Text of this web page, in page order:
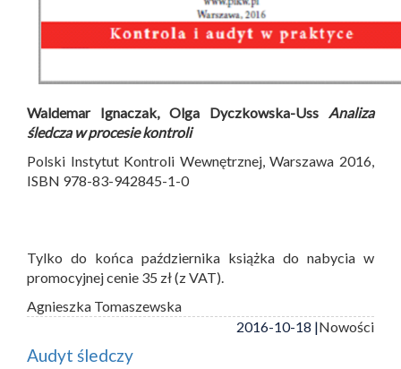
Waldemar Ignaczak, Olga Dyczkowska-Uss Analiza
śledcza w procesie kontroli
Polski Instytut Kontroli Wewnętrznej, Warszawa 2016,
ISBN 978-83-942845-1-0
Tylko do końca października książka do nabycia w
promocyjnej cenie 35 zł (z VAT).
Agnieszka Tomaszewska
2016-10-18 |Nowości
Audyt śledczy